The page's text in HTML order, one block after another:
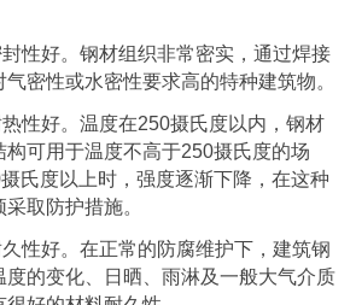
好。钢材组织非常密实，通过焊接
密性或水密性要求高的特种建筑物。
好。温度在250摄氏度以内，钢材
可用于温度不高于250摄氏度的场
氏度以上时，强度逐渐下降，在这种
取防护措施。
好。在正常的防腐维护下，建筑钢
的变化、日晒、雨淋及一般大气介质